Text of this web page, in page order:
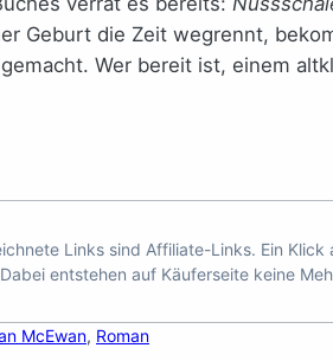
Geburt die Zeit wegrennt,
Wer bereit ist, einem
Links sind Affiliate-Links. Ein
entstehen auf Käuferseite keine
McEwan, Roman